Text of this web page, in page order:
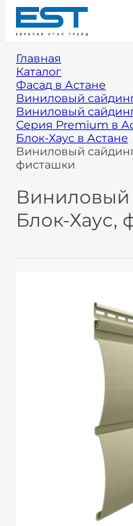
Главная
Каталог
Фасад в Астане
Виниловый
Виниловый
Серия Premium в
Блок-Хаус в Астане
Виниловый
фисташки
Виниловый
Блок-Хаус,